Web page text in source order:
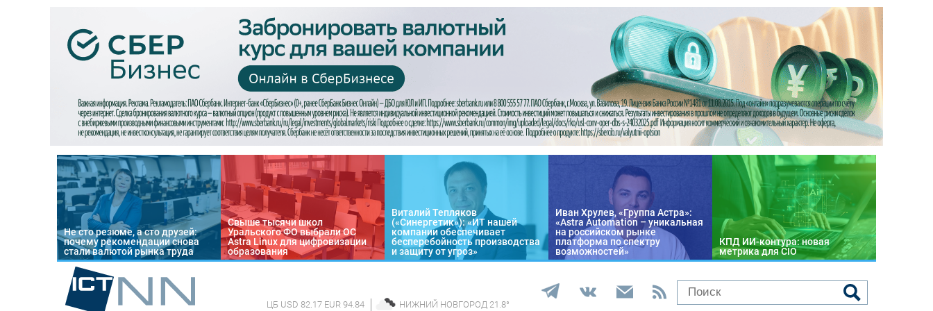
Не сто резюме, а сто друзей:
почему рекомендации снова
стали валютой рынка труда
Свыше тысячи школ
Уральского ФО выбрали ОС
Astra Linux для цифровизации
образования
Виталий Тепляков
(«Синергетик»): «ИТ нашей
компании обеспечивает
бесперебойность производства
и защиту от угроз»
Иван Хрулев, «Группа Астра»:
«Astra Automation – уникальная
на российском рынке
платформа по спектру
возможностей»
КПД ИИ-контура: новая
метрика для CIO
ЦБ USD 82.17 EUR 94.84 НИЖНИЙ НОВГОРОД 21.8°